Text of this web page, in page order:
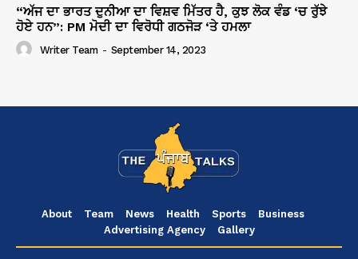
“ਅੱਜ ਦਾ ਭਾਰਤ ਦੁਨੀਆ ਦਾ ਵਿਸ਼ਵ ਮਿੱਤਰ ਹੈ, ਕੁਝ ਲੋਕ ਵੰਡ ‘ਚ ਰੁੱਝੇ
ਹੋਏ ਹਨ”: PM ਮੋਦੀ ਦਾ ਵਿਰੋਧੀ ਗਠਜੋੜ ‘ਤੇ ਹਮਲਾ
Writer Team - September 14, 2023
About Team News Health Sports
Business
Advertising Agency
Gallery